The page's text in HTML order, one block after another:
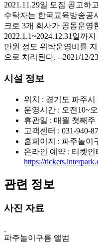
2021.11.29일 모집 공고하
수탁자는 한국교육방송공
크로 3개 회사가 공동운영
2022.1.1~2024.12.31일까
만원 정도 위탁운영비를
으로 처리된다. --2021/12/
시설 정보
위치 : 경기도 파주시
운영시간 : 오전10~오
휴관일 : 매월 첫째
고객센터 : 031-940-
홈페이지 : 파주놀이
온라인 예약 : 티켓인
https://
관련 정보
사진 자료
파주놀이구름 앨범